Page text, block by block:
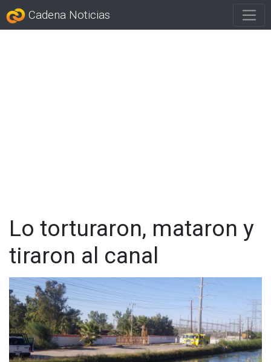
Cadena Noticias
Lo torturaron, mataron y
tiraron al canal